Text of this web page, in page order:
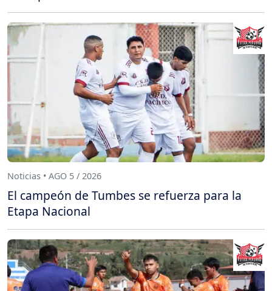
Noticias • AGO 5 / 2026
El campeón de Tumbes se refuerza para la
Etapa Nacional